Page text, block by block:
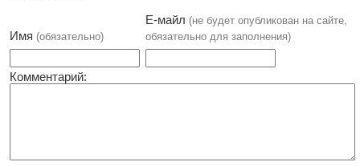
Имя (обязательно)
Е-майл (не будет опубликован на сайте,
обязательно для заполнения)
Комментарий: